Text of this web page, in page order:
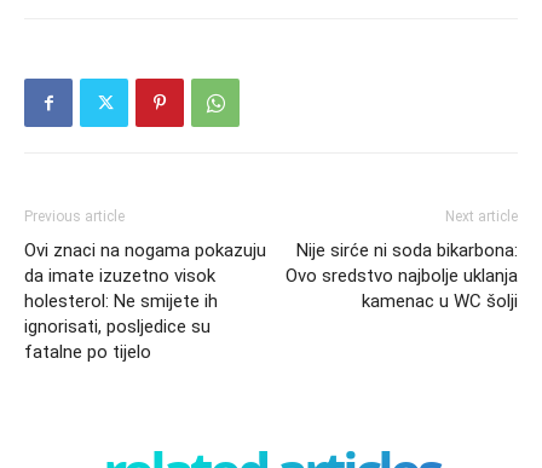
Previous article
Ovi znaci na nogama pokazuju
da imate izuzetno visok
holesterol: Ne smijete ih
ignorisati, posljedice su
fatalne po tijelo
Next article
Nije sirće ni soda bikarbona:
Ovo sredstvo najbolje uklanja
kamenac u WC šolji